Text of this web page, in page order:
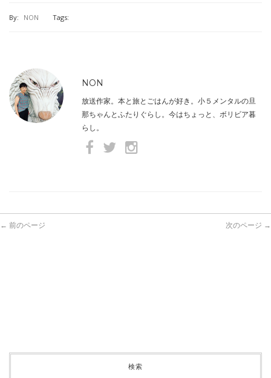
By: NON Tags:
NON
放送作家。本と旅とごはんが好き。小５メンタルの旦
那ちゃんとふたりぐらし。今はちょっと、ボリビア暮
らし。
← 前のページ 次のページ →
検索